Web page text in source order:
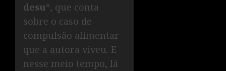
desu“, que conta
sobre o caso de
compulsão alimentar
que a autora viveu. E
nesse meio tempo, lá